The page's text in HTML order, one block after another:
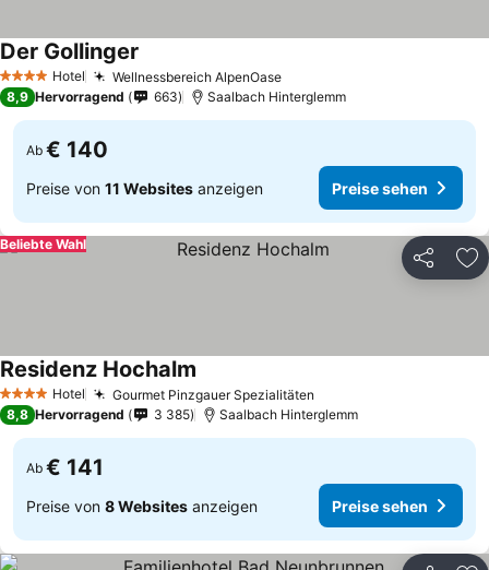
4 Sterne Hotel Wellnessbereich AlpenOase
Der Gollinger
8,9 Hervorragend 663 Saalbach Hinterglemm
Ab € 140
Preise von 11 Websites anzeigen Preise sehen
Teilen
Beliebte Wahl
4 Sterne Hotel Gourmet Pinzgauer Spezialitäten
Residenz Hochalm
8,8 Hervorragend 3 385 Saalbach Hinterglemm
Ab € 141
Preise von 8 Websites anzeigen Preise sehen